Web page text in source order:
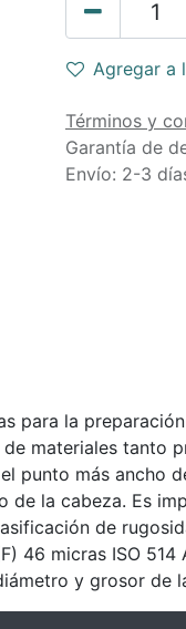
Agregar a
Términos y
Garantía de
Envío: 2-3
para la
materiales
punto más
la cabeza. Es
de
micras ISO
y grosor de